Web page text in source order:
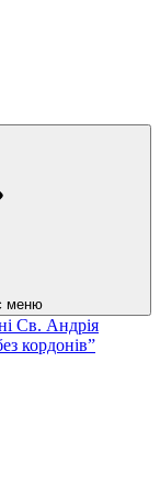
меню
Св. Андрія
кордонів”